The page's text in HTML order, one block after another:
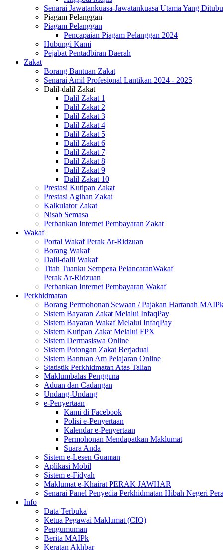
Senarai Jawatankuasa-Jawatankuasa Utama Yang
Piagam Pelanggan
Piagam Pelanggan
Pencapaian Piagam Pelanggan 2024
Hubungi Kami
Pejabat Pentadbiran Daerah
Zakat
Borang Bantuan Zakat
Senarai Amil Profesional Lantikan 2024 - 2025
Dalil-dalil Zakat
Dalil Zakat 1
Dalil Zakat 2
Dalil Zakat 3
Dalil Zakat 4
Dalil Zakat 5
Dalil Zakat 6
Dalil Zakat 7
Dalil Zakat 8
Dalil Zakat 9
Dalil Zakat 10
Prestasi Kutipan Zakat
Prestasi Agihan Zakat
Kalkulator Zakat
Nisab Semasa
Perbankan Internet Pembayaran Zakat
Wakaf
Portal Wakaf Perak Ar-Ridzuan
Borang Wakaf
Dalil-dalil Wakaf
Titah Tuanku Sempena PelancaranWakaf
Perak Ar-Ridzuan
Perbankan Internet Pembayaran Wakaf
Perkhidmatan
Borang Permohonan Sewaan / Pajakan Hartanah MAIPk
Sistem Bayaran Zakat Melalui InfaqPay
Sistem Bayaran Wakaf Melalui InfaqPay
Sistem Kutipan Zakat Melalui FPX
Sistem Dermasiswa Online
Sistem Potongan Zakat Berjadual
Sistem Bantuan Am Pelajaran Online
Statistik Perkhidmatan Atas Talian
Maklumbalas Pengguna
Aduan dan Cadangan
Undang-Undang
e-Penyertaan
Kami di Facebook
Polisi e-Penyertaan
Kalendar e-Penyertaan
Permohonan Mendapatkan Maklumat
Suara Anda
Sistem e-Lesen Guaman
Aplikasi Mobil
Sistem e-Fidyah
Maklumat e-Khairat PERAK JAWHAR
Senarai Panel Penyedia Perkhidmatan Hibah Negeri
Info
Data Terbuka
Ketua Pegawai Maklumat (CIO)
Pengumuman
Berita MAIPk
Keratan Akhbar